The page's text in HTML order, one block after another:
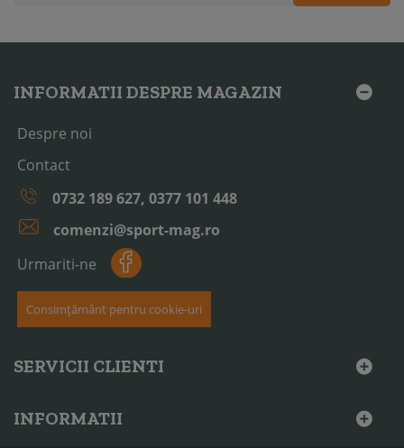
INFORMATII DESPRE MAGAZIN
Despre noi
Contact
0732 189 627, 0377 101 448
comenzi@sport-mag.ro
Urmariti-ne
Consimțământ pentru cookie-uri
SERVICII CLIENTI
INFORMATII